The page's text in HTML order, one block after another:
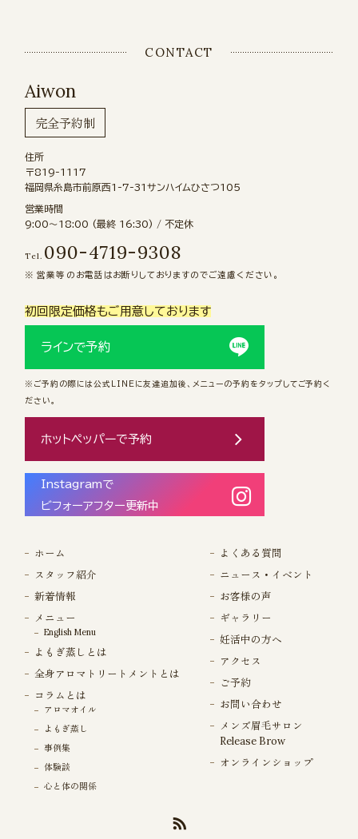
CONTACT
Aiwon
完全予約制
住所
〒819-1117
福岡県糸島市前原西1-7-31サンハイムひさつ105
営業時間
9:00〜18:00 (最終 16:30) / 不定休
Tel. 090-4719-9308
営業等のお電話はお断りしておりますのでご遠慮ください。
初回限定価格もご用意しております
ラインで予約
※ご予約の際には公式LINEに友達追加後、メニューの予約をタップしてご予約く
ださい。
ホットペッパーで予約
Instagramで
ビフォーアフター更新中
ホーム
スタッフ紹介
新着情報
メニュー
English Menu
よもぎ蒸しとは
全身アロマトリートメントとは
コラムとは
アロマオイル
よもぎ蒸し
事例集
体験談
心と体の関係
よくある質問
ニュース・イベント
お客様の声
ギャラリー
妊活中の方へ
アクセス
ご予約
お問い合わせ
メンズ眉毛サロン
Release Brow
オンラインショップ